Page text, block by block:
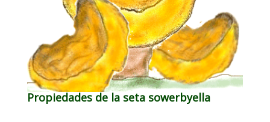
Propiedades de la seta sowerbyella